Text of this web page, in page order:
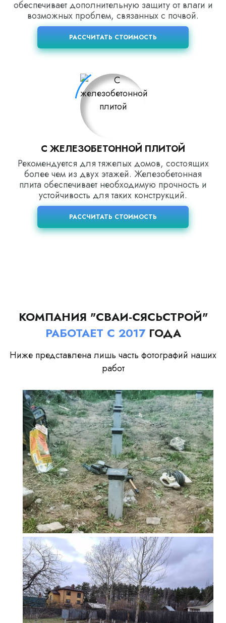
обеспечивает дополнительную защиту от влаги и
возможных проблем, связанных с почвой.
РАССЧИТАТЬ СТОИМОСТЬ
С ЖЕЛЕЗОБЕТОННОЙ ПЛИТОЙ
Рекомендуется для тяжелых домов, состоящих
более чем из двух этажей. Железобетонная
плита обеспечивает необходимую прочность и
устойчивость для таких конструкций.
РАССЧИТАТЬ СТОИМОСТЬ
КОМПАНИЯ "СВАИ-СЯСЬСТРОЙ"
РАБОТАЕТ С 2017ГОДА
Ниже представлена лишь часть фотографий наших
работ